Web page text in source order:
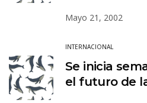
Mayo 21, 2002
INTERNACIONAL
Se inicia
el futuro de